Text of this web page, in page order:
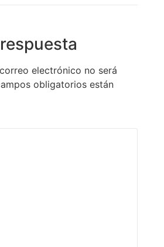
electrónico no será
obligatorios están